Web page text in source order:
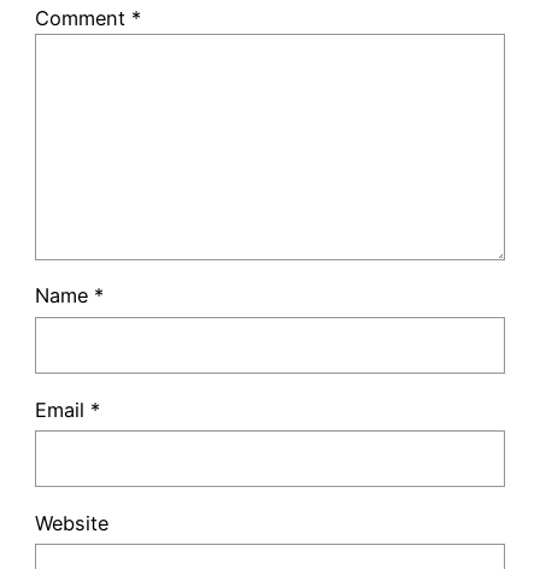
Comment *
Name *
Email *
Website